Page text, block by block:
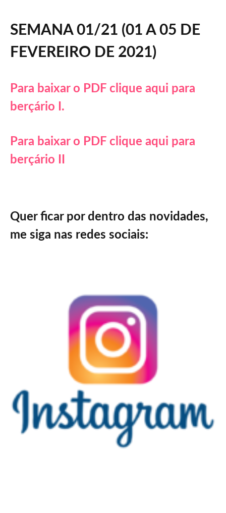
SEMANA 01/21 (01 A 05 DE
FEVEREIRO DE 2021)
Para baixar o PDF clique aqui para
berçário I.
Para baixar o PDF clique aqui para
berçário II
Quer ficar por dentro das novidades,
me siga nas redes sociais: